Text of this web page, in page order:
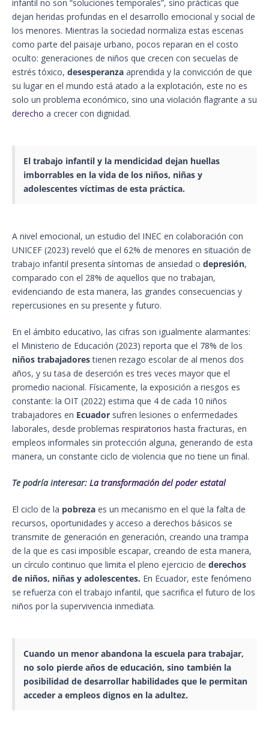
infantil no son “soluciones temporales”, sino prácticas que
dejan heridas profundas en el desarrollo emocional y social de
los menores. Mientras la sociedad normaliza estas escenas
como parte del paisaje urbano, pocos reparan en el costo
oculto: generaciones de niños que crecen con secuelas de
estrés tóxico, desesperanza aprendida y la convicción de que
su lugar en el mundo está atado a la explotación, este no es
solo un problema económico, sino una violación flagrante a su
derecho a crecer con dignidad.
El trabajo infantil y la mendicidad dejan huellas
imborrables en la vida de los niños, niñas y
adolescentes víctimas de esta práctica.
A nivel emocional, un estudio del INEC en colaboración con
UNICEF (2023) reveló que el 62% de menores en situación de
trabajo infantil presenta síntomas de ansiedad o depresión,
comparado con el 28% de aquellos que no trabajan,
evidenciando de esta manera, las grandes consecuencias y
repercusiones en su presente y futuro.
En el ámbito educativo, las cifras son igualmente alarmantes:
el Ministerio de Educación (2023) reporta que el 78% de los
niños trabajadorestienen rezago escolar de al menos dos
años, y su tasa de deserción es tres veces mayor que el
promedio nacional. Físicamente, la exposición a riesgos es
constante: la OIT (2022) estima que 4 de cada 10 niños
trabajadores en Ecuador sufren lesiones o enfermedades
laborales, desde problemas respiratorios hasta fracturas, en
empleos informales sin protección alguna, generando de esta
manera, un constante ciclo de violencia que no tiene un final.
Te podría interesar: La transformación del poder estatal
El ciclo de la pobreza es un mecanismo en el que la falta de
recursos, oportunidades y acceso a derechos básicos se
transmite de generación en generación, creando una trampa
de la que es casi imposible escapar, creando de esta manera,
un círculo continuo que limita el pleno ejercicio de derechos
de niños, niñas y adolescentes. En Ecuador, este fenómeno
se refuerza con el trabajo infantil, que sacrifica el futuro de los
niños por la supervivencia inmediata.
Cuando un menor abandona la escuela para trabajar,
no solo pierde años de educación, sino también la
posibilidad de desarrollar habilidades que le permitan
acceder a empleos dignos en la adultez.